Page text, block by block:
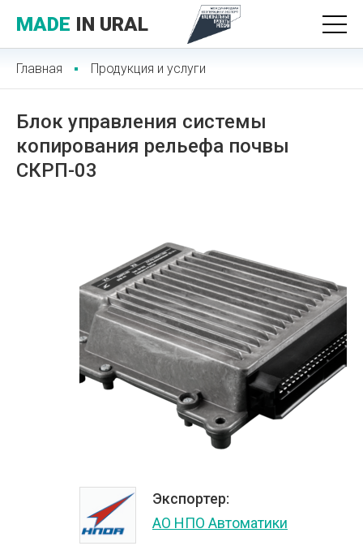
MADE IN URAL
Главная Продукция и услуги
Блок управления системы
копирования рельефа почвы
СКРП-03
Экспортер:
АО НПО Автоматики